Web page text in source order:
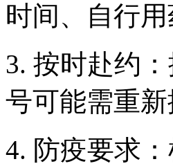
时间、自行
3. 按时赴约
号可能需重新
4. 防疫要求